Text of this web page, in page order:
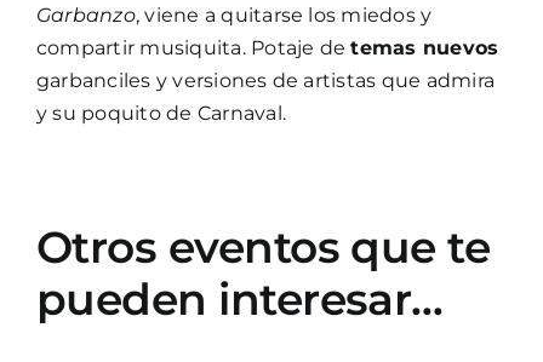
Garbanzo, viene a quitarse los miedos y
compartir musiquita. Potaje detemas nuevos
garbanciles y versiones de artistas que admira
y su poquito de Carnaval.
Otros eventos que te
pueden interesar…